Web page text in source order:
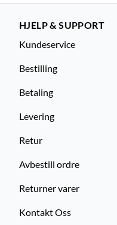
HJELP & SUPPORT
Kundeservice
Bestilling
Betaling
Levering
Retur
Avbestill ordre
Returner varer
Kontakt Oss